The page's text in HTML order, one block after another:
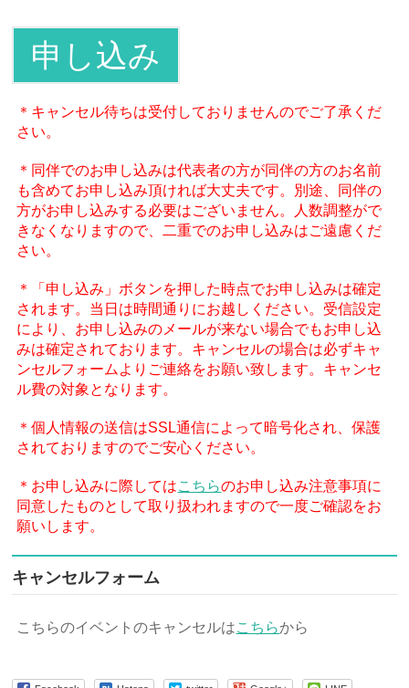
＊キャンセル待ちは受付しておりませんのでご了承くだ
さい。
＊同伴でのお申し込みは代表者の方が同伴の方のお名前
も含めてお申し込み頂ければ大丈夫です。別途、同伴の
方がお申し込みする必要はございません。人数調整がで
きなくなりますので、二重でのお申し込みはご遠慮くだ
さい。
＊「申し込み」ボタンを押した時点でお申し込みは確定
されます。当日は時間通りにお越しください。受信設定
により、お申し込みのメールが来ない場合でもお申し込
みは確定されております。キャンセルの場合は必ずキャ
ンセルフォームよりご連絡をお願い致します。キャンセ
ル費の対象となります。
＊個人情報の送信はSSL通信によって暗号化され、保護
されておりますのでご安心ください。
＊お申し込みに際してはこちらのお申し込み注意事項に
同意したものとして取り扱われますので一度ご確認をお
願いします。
キャンセルフォーム
こちらのイベントのキャンセルはこちらから